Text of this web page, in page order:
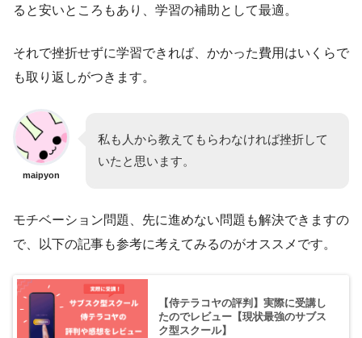
ると安いところもあり、学習の補助として最適。
それで挫折せずに学習できれば、かかった費用はいくらで
も取り返しがつきます。
maipyon
私も人から教えてもらわなければ挫折して
いたと思います。
モチベーション問題、先に進めない問題も解決できますの
で、以下の記事も参考に考えてみるのがオススメです。
【侍テラコヤの評判】実際に受講し
たのでレビュー【現状最強のサブス
ク型スクール】